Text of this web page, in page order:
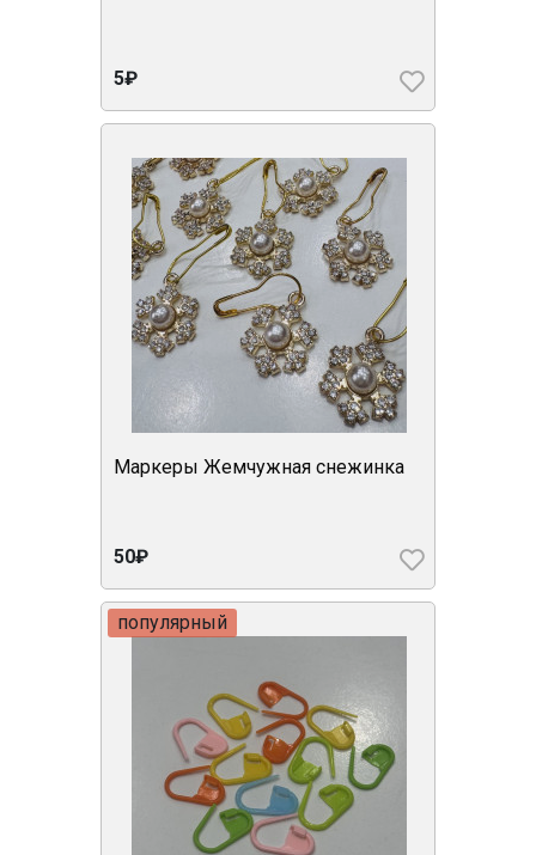
5₽
Маркеры Жемчужная снежинка
50₽
популярный